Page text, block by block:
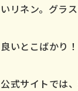
いリネン。グラ
良いとこばかり
公式サイトでは